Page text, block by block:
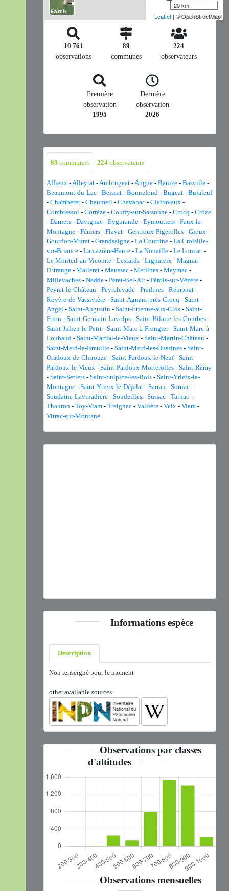
Nombre
20 km
Leaflet | © OpenStreetMap
10 761
observations
89
communes
224
observateurs
Première
observation
1995
Dernière
observation
2026
89 communes 224 observateurs
Affieux -Alleyrat -Ambrugeat -Augne - Banize - Basville -
Beaumont-du-Lac - Beissat - Bonnefond - Bugeat - Bujaleuf
- Chamberet - Chaumeil - Chavanac - Clairavaux -
Combressol - Corrèze - Couffy-sur-Sarsonne - Crocq - Croze
- Darnets - Davignac - Eygurande - Eymoutiers - Faux-la-
Montagne - Féniers - Flayat - Gentioux-Pigerolles - Gioux -
Gourdon-Murat - Grandsaigne - La Courtine - La Croisille-
sur-Briance - Lamazière-Haute - La Nouaille - Le Lonzac -
Le Monteil-au-Vicomte - Lestards - Lignareix - Magnat-
l'Étrange - Malleret - Maussac - Merlines - Meymac -
Millevaches - Nedde - Péret-Bel-Air- Pérols-sur-Vézère -
Peyrat-le-Château - Peyrelevade - Pradines - Rempnat -
Royère-de-Vassivière - Saint-Agnant-près-Crocq - Saint-
Angel - Saint-Augustin - Saint-Étienne-aux-Clos - Saint-
Frion - Saint-Germain-Lavolps - Saint-Hilaire-les-Courbes -
Saint-Julien-le-Petit - Saint-Marc-à-Frongier- Saint-Marc-à-
Loubaud - Saint-Martial-le-Vieux - Saint-Martin-Château -
Saint-Merd-la-Breuille - Saint-Merd-les-Oussines - Saint-
Oradoux-de-Chirouze - Saint-Pardoux-le-Neuf- Saint-
Pardoux-le-Vieux - Saint-Pardoux-Morterolles - Saint-Rémy
- Saint-Setiers - Saint-Sulpice-les-Bois - Saint-Yrieix-la-
Montagne - Saint-Yrieix-le-Déjalat - Sarran - Sornac -
Soudaine-Lavinadière - Soudeilles - Sussac - Tarnac -
Thauron - Toy-Viam - Treignac - Vallière - Veix - Viam -
Vitrac-sur-Montane
Informations espèce
Description
Non renseigné pour le moment
other.available.sources
Observations par classes
d'altitudes
Observations mensuelles